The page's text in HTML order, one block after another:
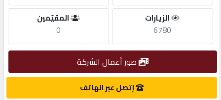
طلب المقيّمين
0
الزيارات
6780
صور أعمال الشركة
إتصل عبر الهاتف